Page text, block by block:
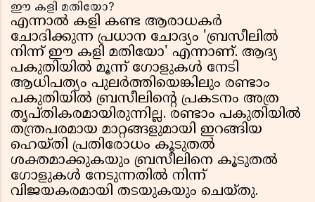
ഈ കളി മതിയോ?
എന്നാൽ കളി കണ്ട ആരാധകർ
ചോദിക്കുന്ന പ്രധാന ചോദ്യം 'ബ്രസീലിൽ
നിന്ന് ഈ കളി മതിയോ' എന്നാണ്. ആദ്യ
പകുതിയിൽ മൂന്ന് ഗോളുകൾ നേടി
ആധിപത്യം പുലർത്തിയെങ്കിലും രണ്ടാം
പകുതിയിൽ ബ്രസീലിൻ്റെ പ്രകടനം അത്ര
തൃപ്തികരമായിരുന്നില്ല. രണ്ടാം പകുതിയിൽ
തന്ത്രപരമായ മാറ്റങ്ങളുമായി ഇറങ്ങിയ
ഹെയ്തി പ്രതിരോധം കൂടുതൽ
ശക്തമാക്കുകയും ബ്രസീലിനെ കൂടുതൽ
ഗോളുകൾ നേടുന്നതിൽ നിന്ന്
വിജയകരമായി തടയുകയും ചെയ്തു.